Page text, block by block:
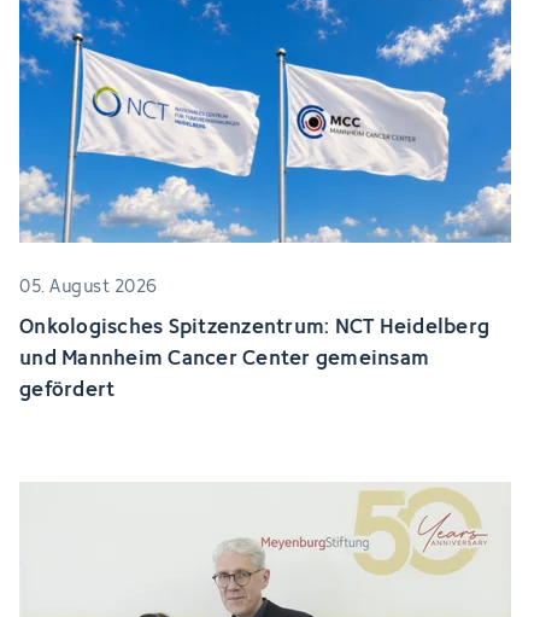
05. August 2026
Onkologisches Spitzenzentrum: NCT Heidelberg
und Mannheim Cancer Center gemeinsam
gefördert